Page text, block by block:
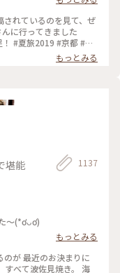
されているのを見て、ぜ
に行ってきました
#夏旅2019 #京都 #五
もっとみる
堪能 1137
〜(*ơᴗơ)
もっとみる
が 最近のお決まりに